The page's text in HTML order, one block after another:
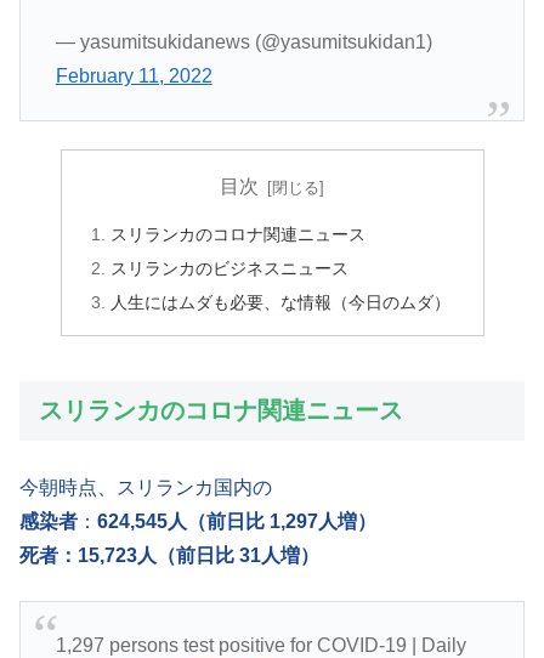
— yasumitsukidanews (@yasumitsukidan1)
February 11, 2022
目次
スリランカのコロナ関連ニュース
スリランカのビジネスニュース
人生にはムダも必要、な情報（今日のムダ）
スリランカのコロナ関連ニュース
今朝時点、スリランカ国内の
感染者 ： 624,545人（前日比 1,297人増）
死者：15,723人（前日比 31人増）
1,297 persons test positive for COVID-19 | Daily